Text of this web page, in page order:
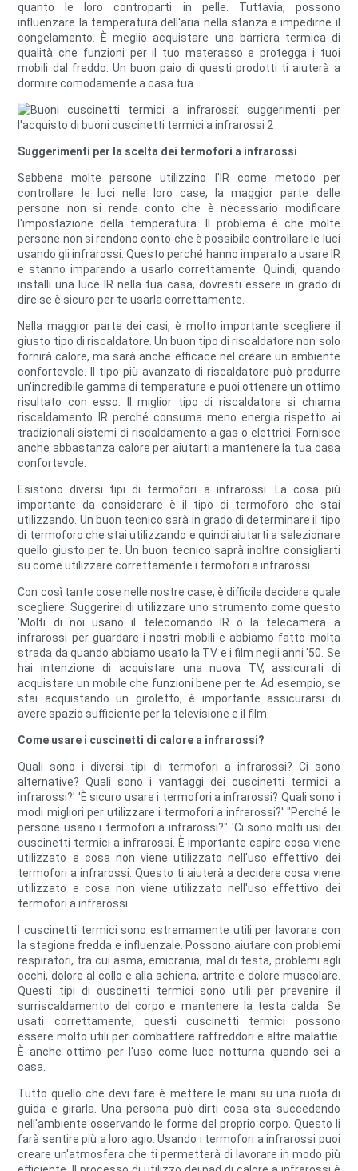
quanto le loro controparti in pelle. Tuttavia, possono
influenzare la temperatura dell'aria nella stanza e impedirne il
congelamento. È meglio acquistare una barriera termica di
qualità che funzioni per il tuo materasso e protegga i tuoi
mobili dal freddo. Un buon paio di questi prodotti ti aiuterà a
dormire comodamente a casa tua.
Suggerimenti per la scelta dei termofori a infrarossi
Sebbene molte persone utilizzino l'IR come metodo per
controllare le luci nelle loro case, la maggior parte delle
persone non si rende conto che è necessario modificare
l'impostazione della temperatura. Il problema è che molte
persone non si rendono conto che è possibile controllare le luci
usando gli infrarossi. Questo perché hanno imparato a usare IR
e stanno imparando a usarlo correttamente. Quindi, quando
installi una luce IR nella tua casa, dovresti essere in grado di
dire se è sicuro per te usarla correttamente.
Nella maggior parte dei casi, è molto importante scegliere il
giusto tipo di riscaldatore. Un buon tipo di riscaldatore non solo
fornirà calore, ma sarà anche efficace nel creare un ambiente
confortevole. Il tipo più avanzato di riscaldatore può produrre
un'incredibile gamma di temperature e puoi ottenere un ottimo
risultato con esso. Il miglior tipo di riscaldatore si chiama
riscaldamento IR perché consuma meno energia rispetto ai
tradizionali sistemi di riscaldamento a gas o elettrici. Fornisce
anche abbastanza calore per aiutarti a mantenere la tua casa
confortevole.
Esistono diversi tipi di termofori a infrarossi. La cosa più
importante da considerare è il tipo di termoforo che stai
utilizzando. Un buon tecnico sarà in grado di determinare il tipo
di termoforo che stai utilizzando e quindi aiutarti a selezionare
quello giusto per te. Un buon tecnico saprà inoltre consigliarti
su come utilizzare correttamente i termofori a infrarossi.
Con così tante cose nelle nostre case, è difficile decidere quale
scegliere. Suggerirei di utilizzare uno strumento come questo
'Molti di noi usano il telecomando IR o la telecamera a
infrarossi per guardare i nostri mobili e abbiamo fatto molta
strada da quando abbiamo usato la TV e i film negli anni '50. Se
hai intenzione di acquistare una nuova TV, assicurati di
acquistare un mobile che funzioni bene per te. Ad esempio, se
stai acquistando un giroletto, è importante assicurarsi di
avere spazio sufficiente per la televisione e il film.
Come usare i cuscinetti di calore a infrarossi?
Quali sono i diversi tipi di termofori a infrarossi? Ci sono
alternative? Quali sono i vantaggi dei cuscinetti termici a
infrarossi?' 'È sicuro usare i termofori a infrarossi? Quali sono i
modi migliori per utilizzare i termofori a infrarossi?' "Perché le
persone usano i termofori a infrarossi?" 'Ci sono molti usi dei
cuscinetti termici a infrarossi. È importante capire cosa viene
utilizzato e cosa non viene utilizzato nell'uso effettivo dei
termofori a infrarossi. Questo ti aiuterà a decidere cosa viene
utilizzato e cosa non viene utilizzato nell'uso effettivo dei
termofori a infrarossi.
I cuscinetti termici sono estremamente utili per lavorare con
la stagione fredda e influenzale. Possono aiutare con problemi
respiratori, tra cui asma, emicrania, mal di testa, problemi agli
occhi, dolore al collo e alla schiena, artrite e dolore muscolare.
Questi tipi di cuscinetti termici sono utili per prevenire il
surriscaldamento del corpo e mantenere la testa calda. Se
usati correttamente, questi cuscinetti termici possono
essere molto utili per combattere raffreddori e altre malattie.
È anche ottimo per l'uso come luce notturna quando sei a
casa.
Tutto quello che devi fare è mettere le mani su una ruota di
guida e girarla. Una persona può dirti cosa sta succedendo
nell'ambiente osservando le forme del proprio corpo. Questo li
farà sentire più a loro agio. Usando i termofori a infrarossi puoi
creare un'atmosfera che ti permetterà di lavorare in modo più